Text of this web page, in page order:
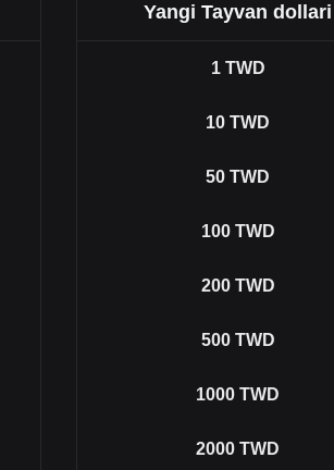
Yangi Tayvan dollari
1 TWD
10 TWD
50 TWD
100 TWD
200 TWD
500 TWD
1000 TWD
2000 TWD